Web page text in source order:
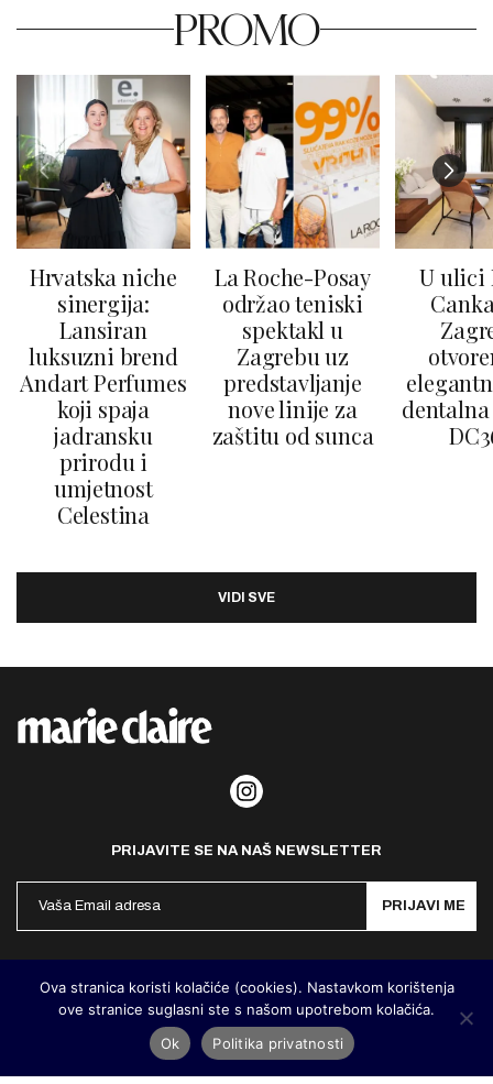
PROMO
Hrvatska niche
sinergija:
Lansiran
luksuzni brend
Andart Perfumes
koji spaja
jadransku
prirodu i
umjetnost
Celestina
La Roche-Posay
održao teniski
spektakl u
Zagrebu uz
predstavljanje
nove linije za
zaštitu od sunca
U ulici
VIDI SVE
PRIJAVITE SE NA NAŠ NEWSLETTER
PRIJAVI ME
MarieClaire Hrvatska 2026. Designed and developed by Cubes
Ova stranica koristi kolačiće (cookies). Nastavkom korištenja
ove stranice suglasni ste s našom upotrebom kolačića.
Ok
Politika privatnosti